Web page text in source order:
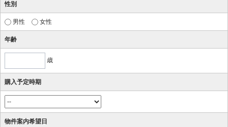
性別
男性 女性
年齢
歳
購入予定時期
物件案内希望日